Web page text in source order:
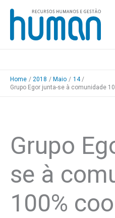
Skip
content
Home 2018 Maio
14
Grupo Egor junta-se à comunidade
Grupo
se à
100%